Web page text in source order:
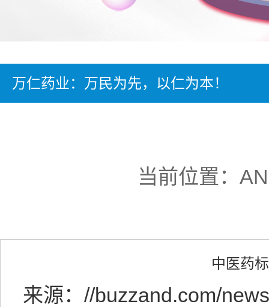
万仁药业：万民为先，以仁为本！
当前位置：
中医药
来源： //buzzand.com/